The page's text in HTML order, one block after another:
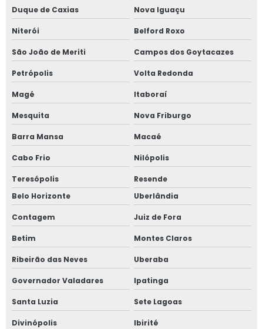
Empresa de consultoria em saúde e segurança do trabalho
Empresa equipamentos de segurança
Empresas de consultoria segurança do trabalho
Empresas de equipamentos de segurança do trabalho
Empresas que fazem adequação nr12
Inspeção programada
Inventário de máquinas agrícolas
Inventário de máquinas e equipamentos
Inventário de máquinas e equipamentos nr12
Inventário de máquinas farmacia
Inventário de máquinas frigoríficas
Inventário de máquinas rotativas
Duque de Caxias Nova Iguaçu
Niterói Belford Roxo
São João de Meriti Campos dos Goytacazes
Petrópolis Volta Redonda
Magé Itaboraí
Mesquita Nova Friburgo
Barra Mansa Macaé
Cabo Frio Nilópolis
Teresópolis
Resende
Belo Horizonte
Uberlândia
Contagem Juiz de Fora
Betim Montes Claros
Ribeirão das Neves Uberaba
Governador Valadares Ipatinga
Santa Luzia Sete Lagoas
Divinópolis Ibirité